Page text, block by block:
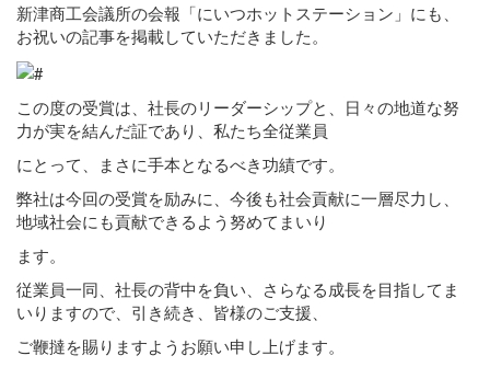
新津商工会議所の会報「にいつホットステーション」にも、
お祝いの記事を掲載していただきました。
この度の受賞は、社長のリーダーシップと、日々の地道な努
力が実を結んだ証であり、私たち全従業員
にとって、まさに手本となるべき功績です。
弊社は今回の受賞を励みに、今後も社会貢献に一層尽力し、
地域社会にも貢献できるよう努めてまいり
ます。
従業員一同、社長の背中を負い、さらなる成長を目指してま
いりますので、引き続き、皆様のご支援、
ご鞭撻を賜りますようお願い申し上げます。